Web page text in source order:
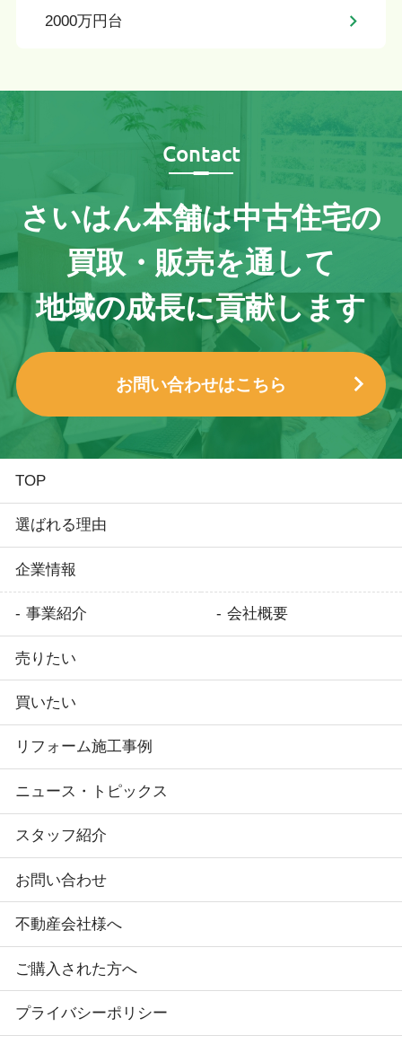
2000万円台
Contact
さいはん本舗は中古住宅の
買取・販売を通して
地域の成長に貢献します
お問い合わせはこちら
TOP
選ばれる理由
企業情報
事業紹介 会社概要
売りたい
買いたい
リフォーム施工事例
ニュース・トピックス
スタッフ紹介
お問い合わせ
不動産会社様へ
ご購入された方へ
プライバシーポリシー